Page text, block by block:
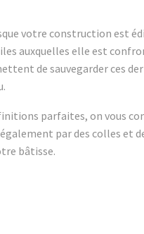
votre construction est
auxquelles elle est
de sauvegarder ces
parfaites, on vous
par des colles et
bâtisse.